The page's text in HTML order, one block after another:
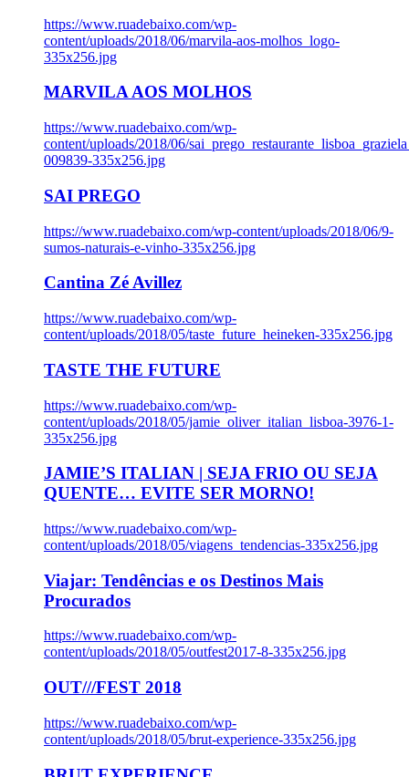
https://www.ruadebaixo.com/wp-
content/uploads/2018/06/marvila-aos-molhos_logo-
335x256.jpg
MARVILA AOS MOLHOS
https://www.ruadebaixo.com/wp-
content/uploads/2018/06/
009839-335x256.jpg
SAI PREGO
https://www.ruadebaixo.com/wp-content/uploads/2018/06/9-
sumos-naturais-e-vinho-335x256.jpg
Cantina Zé Avillez
https://www.ruadebaixo.com/wp-
content/uploads/2018/05/taste_future_heineken-335x256.jpg
TASTE THE FUTURE
https://www.ruadebaixo.com/wp-
content/uploads/2018/05/jamie_oliver_italian_lisboa-3976-1-
335x256.jpg
JAMIE’S ITALIAN | SEJA FRIO OU SEJA
QUENTE… EVITE SER MORNO!
https://www.ruadebaixo.com/wp-
content/uploads/2018/05/viagens_tendencias-335x256.jpg
Viajar: Tendências e os Destinos Mais
Procurados
https://www.ruadebaixo.com/wp-
content/uploads/2018/05/outfest2017-8-335x256.jpg
OUT///FEST 2018
https://www.ruadebaixo.com/wp-
content/uploads/2018/05/brut-experience-335x256.jpg